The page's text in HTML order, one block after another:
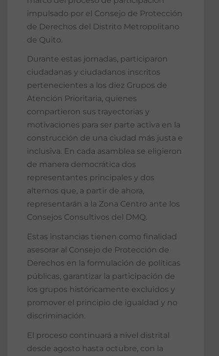
impulsado por el Consejo de Protección
de Derechos del Distrito Metropolitano
de Quito.
Durante estas jornadas, participaron
ciudadanas y ciudadanos inscritos
pertenecientes a los diez Grupos de
Atención Prioritaria, quienes
compartieron sus trayectorias y
motivaciones para ser parte activa en la
construcción de una ciudad más justa e
inclusiva. En cada asamblea se eligieron
de manera democrática dos
representantes principales y dos
alternos que, a partir de ahora,
representarán a la Zona Centro ante los
Consejos Consultivos del DMQ.
Estas instancias tienen como finalidad
asesorar al Consejo de Protección de
Derechos en la formulación de políticas
públicas, garantizar la participación de
los grupos históricamente excluidos y
promover el principio de igualdad y no
discriminación.
El proceso continuará a nivel distrital
desde agosto hasta octubre, con la